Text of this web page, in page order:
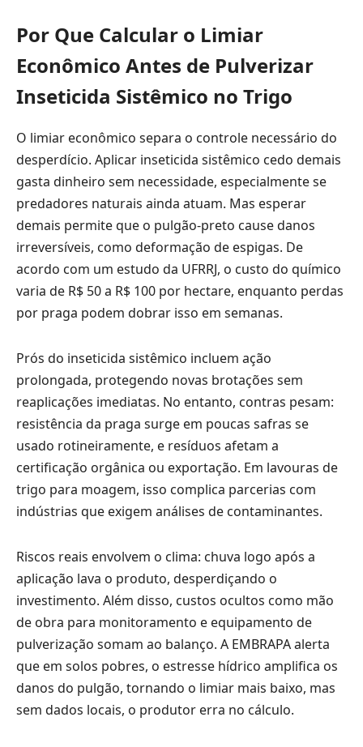
Por Que Calcular o Limiar
Econômico Antes de Pulverizar
Inseticida Sistêmico no Trigo
O limiar econômico separa o controle necessário do
desperdício. Aplicar inseticida sistêmico cedo demais
gasta dinheiro sem necessidade, especialmente se
predadores naturais ainda atuam. Mas esperar
demais permite que o pulgão-preto cause danos
irreversíveis, como deformação de espigas. De
acordo com um estudo da UFRRJ, o custo do químico
varia de R$ 50 a R$ 100 por hectare, enquanto perdas
por praga podem dobrar isso em semanas.
Prós do inseticida sistêmico incluem ação
prolongada, protegendo novas brotações sem
reaplicações imediatas. No entanto, contras pesam:
resistência da praga surge em poucas safras se
usado rotineiramente, e resíduos afetam a
certificação orgânica ou exportação. Em lavouras de
trigo para moagem, isso complica parcerias com
indústrias que exigem análises de contaminantes.
Riscos reais envolvem o clima: chuva logo após a
aplicação lava o produto, desperdiçando o
investimento. Além disso, custos ocultos como mão
de obra para monitoramento e equipamento de
pulverização somam ao balanço. A EMBRAPA alerta
que em solos pobres, o estresse hídrico amplifica os
danos do pulgão, tornando o limiar mais baixo, mas
sem dados locais, o produtor erra no cálculo.